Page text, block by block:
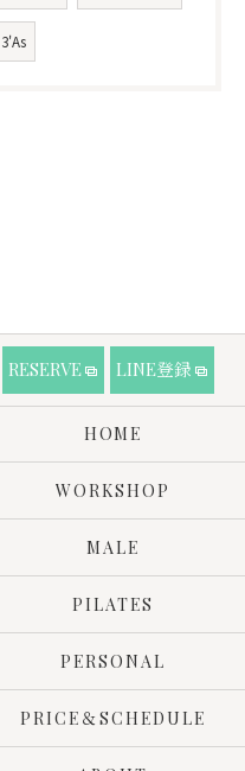
3'As
RESERVE LINE登録
HOME
WORKSHOP
MALE
PILATES
PERSONAL
PRICE＆SCHEDULE